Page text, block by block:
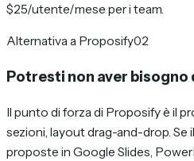
$25/utente/mese per i team.
Alternativa a Proposify02
Potresti non aver
Il punto di forza di Proposify è il
sezioni, layout drag-and-drop. Se
proposte in Google Slides,